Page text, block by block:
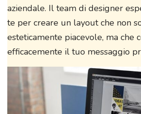
aziendale. Il team di designer
te per creare un layout che non
esteticamente piacevole, ma che
efficacemente il tuo messaggio